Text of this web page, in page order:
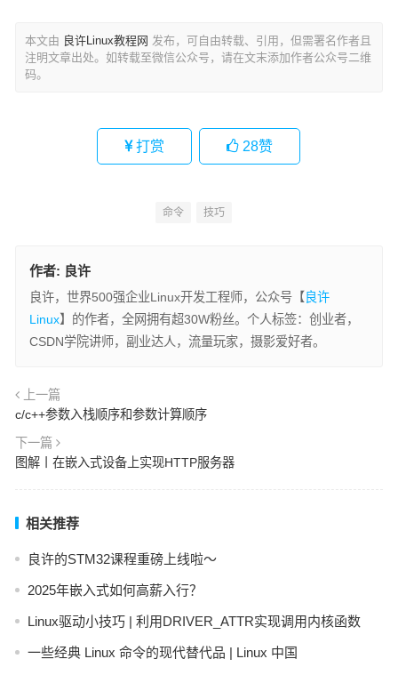
本文由 良许Linux教程网 发布，可自由转载、引用，但需署名作者且
注明文章出处。如转载至微信公众号，请在文末添加作者公众号二维
码。
打赏 28赞
命令 技巧
作者: 良许
良许，世界500强企业Linux开发工程师，公众号【 良许
Linux】的作者，全网拥有超30W粉丝。个人标签：创业者，
CSDN学院讲师，副业达人，流量玩家，摄影爱好者。
上一篇
c/c++参数入栈顺序和参数计算顺序
下一篇
图解丨在嵌入式设备上实现HTTP服务器
相关推荐
良许的STM32课程重磅上线啦～
2025年嵌入式如何高薪入行？
Linux驱动小技巧 | 利用DRIVER_ATTR实现调用内核函数
一些经典 Linux 命令的现代替代品 | Linux 中国